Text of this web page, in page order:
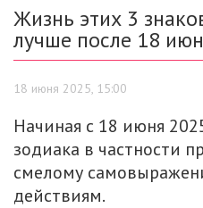
Жизнь этих 3
лучше после 18
18 июня 2025, 15:00
Начиная с 18 июня
зодиака в частности
смелому
действиям.